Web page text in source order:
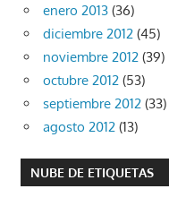
enero 2013 (36)
diciembre 2012 (45)
noviembre 2012 (39)
octubre 2012 (53)
septiembre 2012 (33)
agosto 2012 (13)
NUBE DE ETIQUETAS